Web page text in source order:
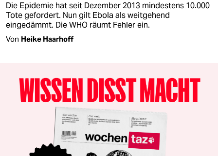
Die Epidemie hat seit Dezember 2013 mindestens 10.000
Tote gefordert. Nun gilt Ebola als weitgehend
eingedämmt. Die WHO räumt Fehler ein.
Von Heike Haarhoff